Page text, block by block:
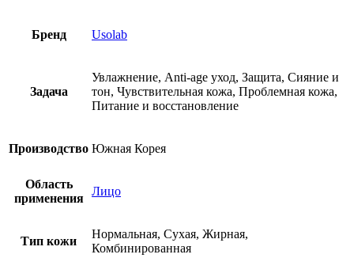
Бренд Usolab
Задача
Увлажнение, Anti-age уход, Защита, Сияние и
тон, Чувствительная кожа, Проблемная кожа,
Питание и восстановление
Производство Южная Корея
Область
применения
Лицо
Тип кожи
Нормальная, Сухая, Жирная,
Комбинированная